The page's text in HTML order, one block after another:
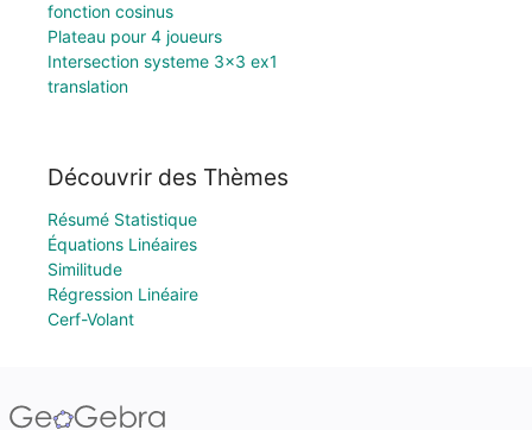
fonction cosinus
Plateau pour 4 joueurs
Intersection systeme 3x3 ex1
translation
Découvrir des Thèmes
Résumé Statistique
Équations Linéaires
Similitude
Régression Linéaire
Cerf-Volant